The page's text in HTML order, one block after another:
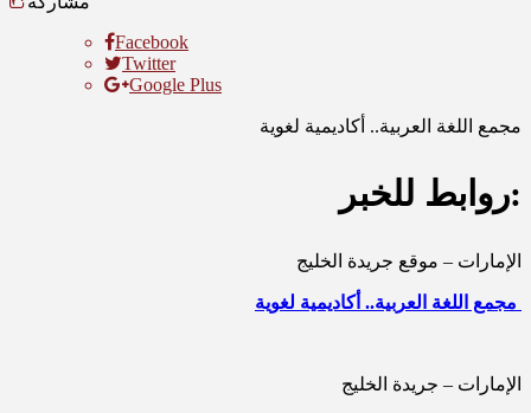
Facebook
Twitter
Google Plus
مجمع اللغة العربية.. أكاديمية لغوية
روابط للخبر:
الإمارات – موقع جريدة الخليج
الإمارات – جريدة الخليج